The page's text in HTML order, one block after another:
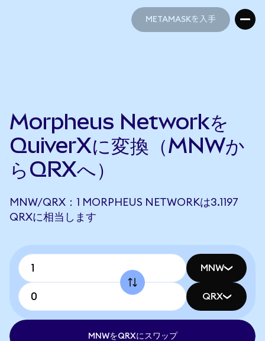
METAMASKを入手
Morpheus Networkを
QuiverXに変換（MNWか
らQRXへ）
MNW/QRX：1 MORPHEUS NETWORKは3.1197
QRXに相当します
MNW
QRX
MNWをQRXにスワップ